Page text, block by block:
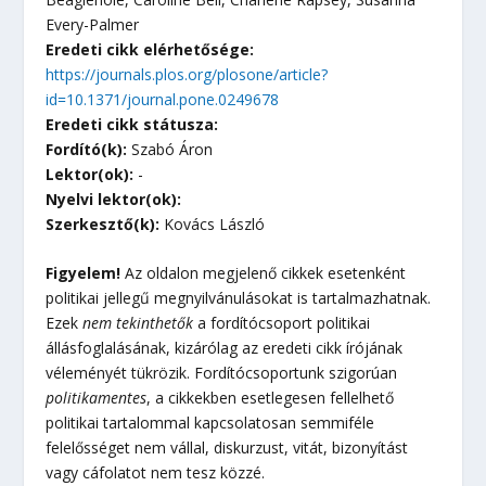
Every-Palmer
Eredeti cikk elérhetősége:
https://journals.plos.org/plosone/article?
id=10.1371/journal.pone.0249678
Eredeti cikk státusza:
Fordító(k): Szabó Áron
Lektor(ok): -
Nyelvi lektor(ok):
Szerkesztő(k): Kovács László
Figyelem! Az oldalon megjelenő cikkek esetenként
politikai jellegű megnyilvánulásokat is tartalmazhatnak.
Ezeknem tekinthetők a fordítócsoport politikai
állásfoglalásának, kizárólag az eredeti cikk írójának
véleményét tükrözik. Fordítócsoportunk szigorúan
politikamentes, a cikkekben esetlegesen fellelhető
politikai tartalommal kapcsolatosan semmiféle
felelősséget nem vállal, diskurzust, vitát, bizonyítást
vagy cáfolatot nem tesz közzé.